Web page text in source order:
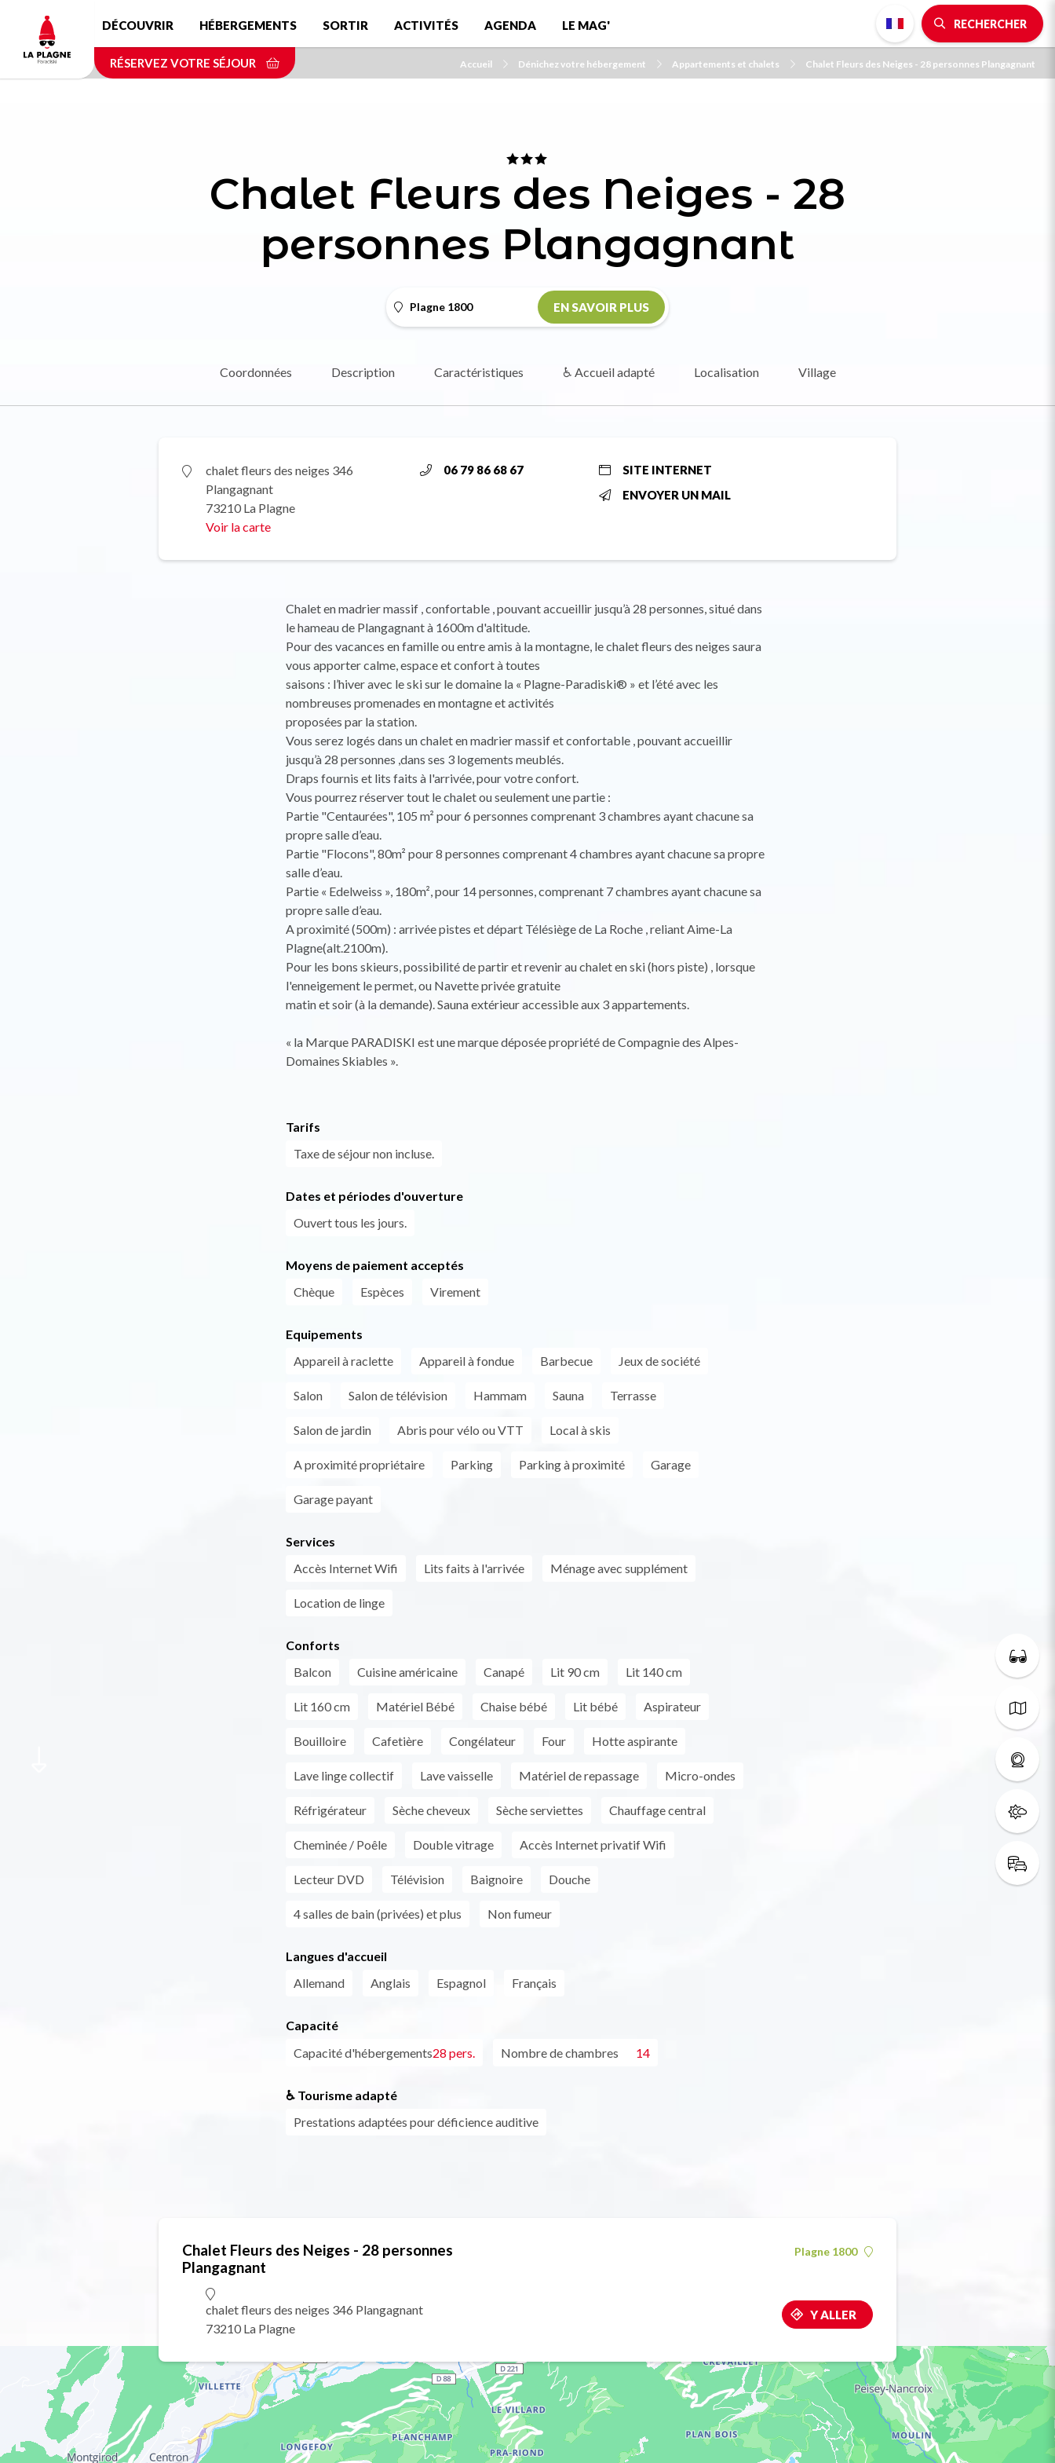
contenu
principal
DÉCOUVRIR HÉBERGEMENTS SORTIR ACTIVITÉS AGENDA LE MAG' RECHERCHER
RÉSERVEZ VOTRE SÉJOUR Accueil Dénichez votre hébergement Appartements et chalets Chalet Fleurs des Neiges - 28 personnes Plangagnant
Chalet Fleurs des Neiges - 28
personnes Plangagnant
Plagne 1800 EN SAVOIR PLUS
Coordonnées Description Caractéristiques ♿ Accueil adapté Localisation Village
chalet fleurs des neiges 346
Plangagnant
73210 La Plagne
Voir la carte
06 79 86 68 67
SITE INTERNET
ENVOYER UN MAIL
Chalet en madrier massif , confortable , pouvant accueillir jusqu’à 28 personnes, situé dans
le hameau de Plangagnant à 1600m d'altitude.
Pour des vacances en famille ou entre amis à la montagne, le chalet fleurs des neiges saura
vous apporter calme, espace et confort à toutes
saisons : l’hiver avec le ski sur le domaine la « Plagne-Paradiski® » et l’été avec les
nombreuses promenades en montagne et activités
proposées par la station.
Vous serez logés dans un chalet en madrier massif et confortable , pouvant accueillir
jusqu’à 28 personnes ,dans ses 3 logements meublés.
Draps fournis et lits faits à l'arrivée, pour votre confort.
Vous pourrez réserver tout le chalet ou seulement une partie :
Partie "Centaurées", 105 m² pour 6 personnes comprenant 3 chambres ayant chacune sa
propre salle d’eau.
Partie "Flocons", 80m² pour 8 personnes comprenant 4 chambres ayant chacune sa propre
salle d’eau.
Partie « Edelweiss », 180m², pour 14 personnes, comprenant 7 chambres ayant chacune sa
propre salle d’eau.
A proximité (500m) : arrivée pistes et départ Télésiège de La Roche , reliant Aime-La
Plagne(alt.2100m).
Pour les bons skieurs, possibilité de partir et revenir au chalet en ski (hors piste) , lorsque
l'enneigement le permet, ou Navette privée gratuite
matin et soir (à la demande). Sauna extérieur accessible aux 3 appartements.
« la Marque PARADISKI est une marque déposée propriété de Compagnie des Alpes-
Domaines Skiables ».
Tarifs
Taxe de séjour non incluse.
Dates et périodes d'ouverture
Ouvert tous les jours.
Moyens de paiement acceptés
Chèque
Espèces Virement
Equipements
Appareil à raclette
Appareil à fondue Barbecue Jeux de société
Salon Salon de télévision Hammam Sauna Terrasse
Salon de jardin Abris pour vélo ou VTT Local à skis
A proximité propriétaire Parking Parking à proximité Garage
Garage payant
Services
Accès Internet Wifi
Lits faits à l'arrivée Ménage avec supplément
Location de linge
Conforts
Balcon
Cuisine américaine Canapé Lit 90 cm Lit 140 cm
Lit 160 cm Matériel Bébé Chaise bébé Lit bébé Aspirateur
Bouilloire Cafetière Congélateur Four Hotte aspirante
Lave linge collectif Lave vaisselle Matériel de repassage Micro-ondes
Réfrigérateur Sèche cheveux Sèche serviettes Chauffage central
Cheminée / Poêle Double vitrage Accès Internet privatif Wifi
Lecteur DVD Télévision Baignoire Douche
4 salles de bain (privées) et plus Non fumeur
Langues d'accueil
Allemand
Anglais Espagnol Français
Capacité
Capacité d'hébergements28 pers. Nombre de chambres 14
♿ Tourisme adapté
Prestations adaptées pour déficience auditive
Chalet Fleurs des Neiges - 28 personnes
Plangagnant
chalet fleurs des neiges 346 Plangagnant
73210 La Plagne
Plagne 1800
Y ALLER